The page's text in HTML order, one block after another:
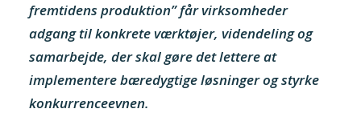
fremtidens produktion” får virksomheder
adgang til konkrete værktøjer, videndeling og
samarbejde, der skal gøre det lettere at
implementere bæredygtige løsninger og styrke
konkurrenceevnen.